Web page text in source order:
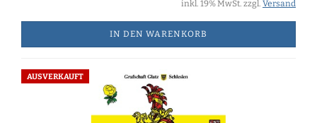
inkl. 19% MwSt. zzgl. Versand
IN DEN WARENKORB
AUSVERKAUFT